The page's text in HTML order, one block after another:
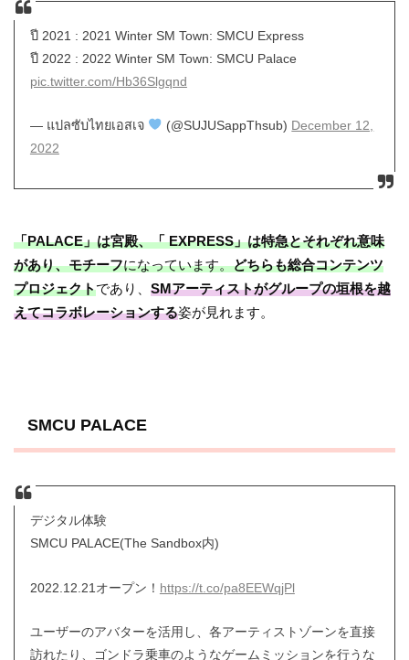
ปี 2021 : 2021 Winter SM Town: SMCU Express
ปี 2022 : 2022 Winter SM Town: SMCU Palace
pic.twitter.com/Hb36Slgqnd
— แปลซับไทยเอสเจ (@SUJUSappThsub) December 12,
2022
「PALACE」は宮殿、「 EXPRESS」は特急とそれぞれ意味
があり、モチーフになっています。どちらも総合コンテンツ
プロジェクトであり、SMアーティストがグループの垣根を越
えてコラボレーションする姿が見れます。
SMCU PALACE
デジタル体験
SMCU PALACE(The Sandbox内)
2022.12.21オープン！ https://t.co/pa8EEWqjPl
ユーザーのアバターを活用し、各アーティストゾーンを直接
訪れたり、ゴンドラ乗車のようなゲームミッションを行うな